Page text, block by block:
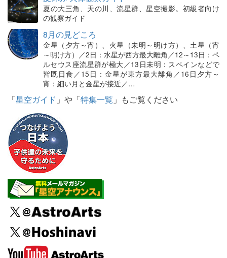
夏の大三角、天の川、流星群、星空撮影。初級者向け
の観察ガイド
8月の見どころ
金星（夕方～宵）、火星（未明～明け方）、土星（宵
～明け方）／2日：水星が西方最大離角／12～13日：ペ
ルセウス座流星群が極大／13日未明：スペインなどで
皆既日食／15日：金星が東方最大離角／16日夕方～
宵：細い月と金星が接近／…
「星空ガイド 」や「特集一覧 」もご覧ください